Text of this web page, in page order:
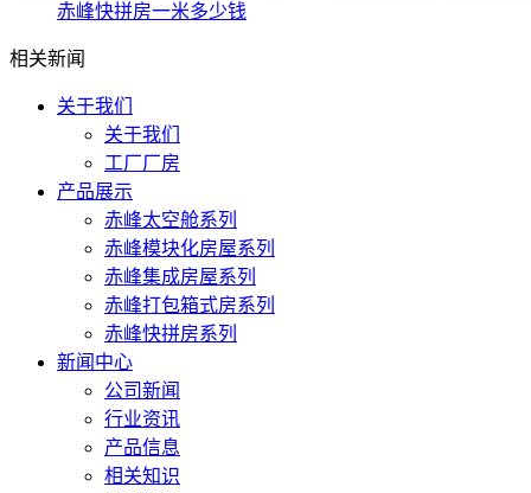
赤峰快拼房一米多少钱
相关新闻
关于我们
关于我们
工厂厂房
产品展示
赤峰太空舱系列
赤峰模块化房屋系列
赤峰集成房屋系列
赤峰打包箱式房系列
赤峰快拼房系列
新闻中心
公司新闻
行业资讯
产品信息
相关知识